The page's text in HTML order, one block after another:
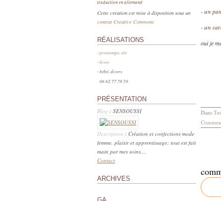
traduction en allemand
Cette création est mise à disposition sous un
contrat Creative Commons
RÉALISATIONS
-printemps, été
-hiver
- bébé, divers
06 62 77 78 59
PRÉSENTATION
Blog : SENSOUSSI
Description : Création et confections mode
femme, plaisir et apprentissage; tout est fait
main par mes soins....
Contact
ARCHIVES
-un
-un
oui je
Dans